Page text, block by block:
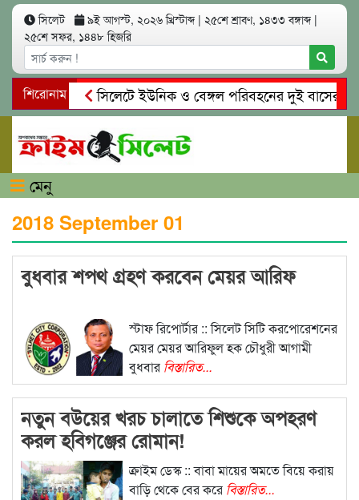
সিলেট ৯ই আগস্ট, ২০২৬ খ্রিস্টাব্দ | ২৫শে শ্রাবণ, ১৪৩৩ বঙ্গাব্দ |
২৫শে সফর, ১৪৪৮ হিজরি
শিরোনাম
সিলেটে ইউনিক ও বেঙ্গল পরিবহনের দুই বাসের
গোয়াইনঘাটে প্রেমের ফাঁদে তরুণী পাচার: মাদকাসক্ত
মেনু
2018 September 01
বুধবার শপথ গ্রহণ করবেন মেয়র আরিফ
স্টাফ রিপোর্টার :: সিলেট সিটি করপোরেশনের
মেয়র মেয়র আরিফুল হক চৌধুরী আগামী
বুধবার বিস্তারিত...
নতুন বউয়ের খরচ চালাতে শিশুকে অপহরণ
করল হবিগঞ্জের রোমান!
ক্রাইম ডেস্ক :: বাবা মায়ের অমতে বিয়ে করায়
বাড়ি থেকে বের করে বিস্তারিত...